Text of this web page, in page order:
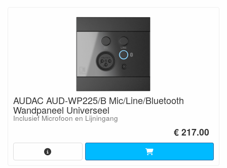
AUDAC AUD-WP225/B Mic/Line/Bluetooth
Wandpaneel Universeel
Inclusief Microfoon en Lijningang
€ 217.00